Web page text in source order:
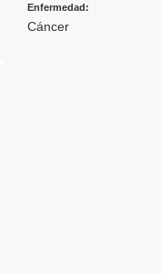
Enfermedad:
Cáncer